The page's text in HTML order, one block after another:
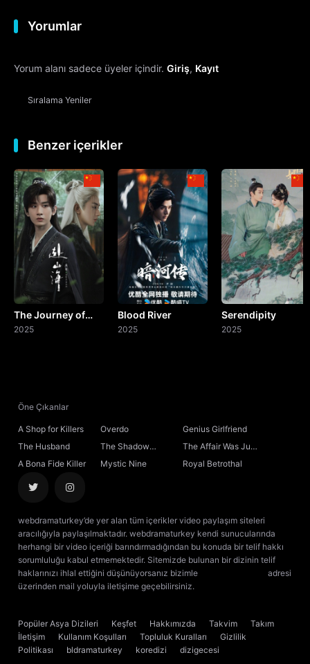
12. Bölüm
13. Bölüm
14. Bölüm
15. Bölüm
16. Bölüm
17. Bölüm
18. Bölüm
19. Bölüm
20. Bölüm
23. Bölüm
24. Bölüm
26. Bölüm
27. Bölüm
29. Bölüm
Yorumlar
Yorum alanı sadece üyeler içindir. Giriş, Kayıt
Sıralama Yeniler
Benzer içerikler
The Journey of
Legend
2025
Blood River
2025
Serendipity
2025
Öne Çıkanlar
A Shop for Killers Overdo
Genius Girlfriend
The Husband
The Shadow
Sovereign
The Affair Was Just
the Beginning
A Bona Fide Killer Mystic Nine Royal Betrothal
webdramaturkey’de yer alan tüm içerikler video paylaşım siteleri
aracılığıyla paylaşılmaktadır. webdramaturkey kendi sunucularında
herhangi bir video içeriği barındırmadığından bu konuda bir telif hakkı
sorumluluğu kabul etmemektedir. Sitemizde bulunan bir dizinin telif
haklarınızı ihlal ettiğini düşünüyorsanız bizimle
adresi
üzerinden mail yoluyla iletişime geçebilirsiniz.
Popüler Asya Dizileri Keşfet Hakkımızda Takvim
Takım
İletişim
Kullanım Koşulları Topluluk Kuralları
Gizlilik
Politikası
bldramaturkey koredizi
dizigecesi